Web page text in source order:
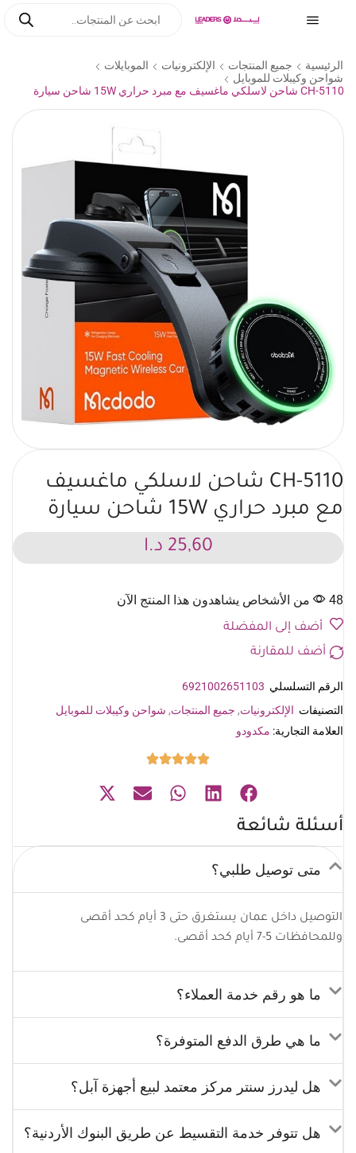
الرئيسية جميع المنتجات الإلكترونيات
الموبايلات
شواحن وكيبلات للموبايل
CH-5110 شاحن لاسلكي ماغسيف مع مبرد حراري 15W شاحن سيارة
CH-5110 شاحن لاسلكي ماغسيف
مع مبرد حراري 15W شاحن سيارة
25,60 د.ا
48 من الأشخاص يشاهدون هذا المنتج الآن
أضف إلى المفضلة
أضف للمقارنة
الرقم التسلسلي 6921002651103
التصنيفات الإلكترونيات, جميع المنتجات, شواحن وكيبلات للموبايل
العلامة التجارية: مكدودو
أسئلة شائعة
متى توصيل طلبي؟
التوصيل داخل عمان يستغرق حتى 3 أيام كحد أقصى
وللمحافظات 5-7 أيام كحد أقصى.
ما هو رقم خدمة العملاء؟
ما هي طرق الدفع المتوفرة؟
هل ليدرز سنتر مركز معتمد لبيع أجهزة آبل؟
هل تتوفر خدمة التقسيط عن طريق البنوك الأردنية؟